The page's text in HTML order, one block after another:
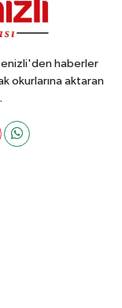
haberler
okurlarına aktaran